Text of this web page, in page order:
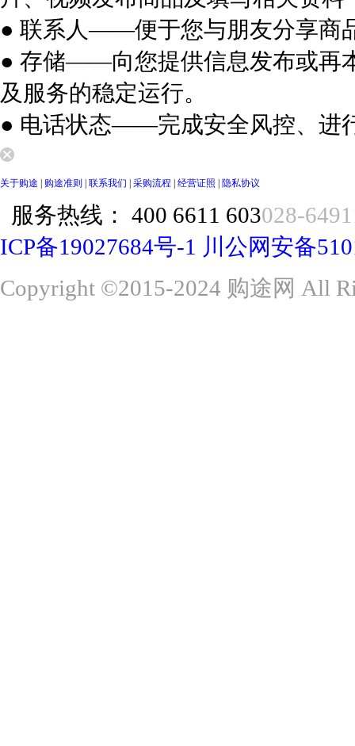
● 联系人——便于您与朋友分享商
● 存储——向您提供信息发布或再
及服务的稳定运行。
● 电话状态——完成安全风控、进
关于购途 购途准则 联系我们 采购流程 经营证照 隐私协议
服务热线： 400 6611 603028-
ICP备19027684号-1 川公网安备
Copyright ©2015-2024 购途网 All